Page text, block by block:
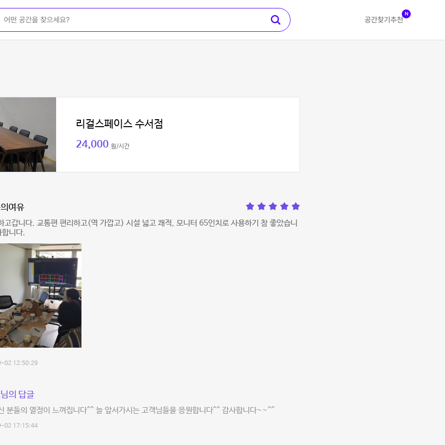
공간찾기 추천
N
리걸스페이스 수서점
24,000 원/시간
여유
고갑니다. 교통편 편리하고(역 가깝고) 시설 넓고 쾌적, 모니터 65인치로 사용하기 참 좋았습니
니다.
02 12:50:29
의 답글
분들의 열정이 느껴집니다^^ 늘 앞서가시는 고객님들을 응원합니다^^ 감사합니다~~^^
02 17:15:44